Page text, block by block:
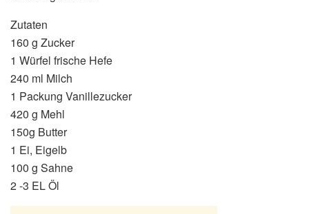
Zutaten
160 g Zucker
1 Würfel frische Hefe
240 ml Milch
1 Packung Vanillezucker
420 g Mehl
150g Butter
1 Ei, Eigelb
100 g Sahne
2 -3 EL Öl